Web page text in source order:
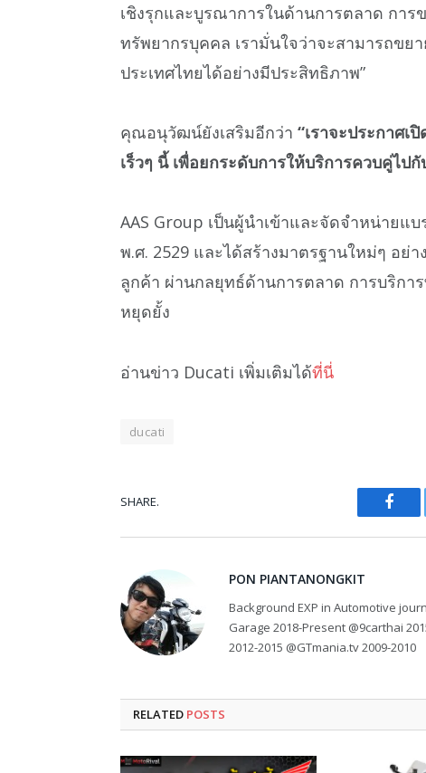
เชิงรุกและบูรณาการในด้านการตลาด กา
ทรัพยากรบุคคล เรามั่นใจว่าจะสามารถข
ประเทศไทยได้อย่างมีประสิทธิภาพ”
คุณอนุวัฒน์ยังเสริมอีกว่า “เราจะประกาศ
เร็วๆ นี้ เพื่อยกระดับการให้บริการควบคู่ไ
AAS Group เป็นผู้นำเข้าและจัดจำหน่าย
พ.ศ. 2529 และได้สร้างมาตรฐานใหม่ๆ อย่
ลูกค้า ผ่านกลยุทธ์ด้านการตลาด การบริกา
หยุดยั้ง
อ่านข่าว Ducati เพิ่มเติมได้ที่นี่
ducati
SHARE.
PON PIANTANONGKIT
Background EXP in Automotive
Garage 2018-Present @9carthai
2012-2015 @GTmania.tv 2009-2010
RELATED POSTS